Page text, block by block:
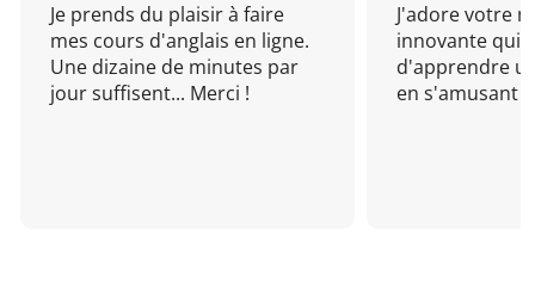
Je prends du plaisir à faire
mes cours d'anglais en ligne.
Une dizaine de minutes par
jour suffisent... Merci !
J'adore votre
innovante qui
d'apprendre
en s'amusant !